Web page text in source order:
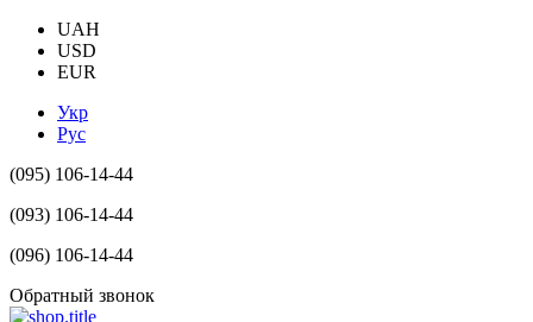
UAH
USD
EUR
Укр
Рус
(095) 106-14-44
(093) 106-14-44
(096) 106-14-44
Обратный звонок